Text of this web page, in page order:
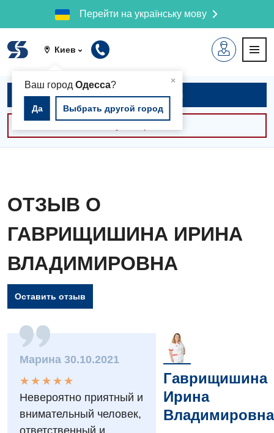
Перейти на українську мову
Киев
×
Ваш город Одесса?
Да Выбрать другой город
Вакансии
Мероприятия БПР
Интернатура
Энциклопедия
Программа лояльности
Диагностика
Диагностическое отделение
Инструментальная диагностика
Рентгенография
Записаться на приём
ОТЗЫВ О
ГАВРИЩИШИНА ИРИНА
ВЛАДИМИРОВНА
Оставить отзыв
Марина 30.10.2021
★
★
★
★
★
★ ★ ★ ★ ★
Невероятно приятный и
внимательный человек,
ответственный и
Гаврищишина
Ирина
Владимировна